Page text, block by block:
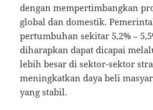
dengan mempertimbangkan
global dan domestik.
pertumbuhan sekitar 5,2% –
diharapkan dapat dicapai
lebih besar di sektor-sektor
meningkatkan daya beli
yang stabil.